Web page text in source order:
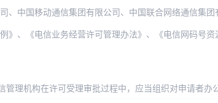
中国移动通信集团有限公司、中国联合网络通信集团
可受理审批过程中，应当组织对申请者办公场所、人员情况等进行